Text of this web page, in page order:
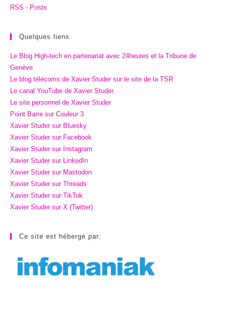
RSS - Posts
Quelques liens
Le Blog High-tech en partenariat avec 24heures et la Tribune de
Genève
Le blog télécoms de Xavier Studer sur le site de la TSR
Le canal YouTube de Xavier Studer
Le site personnel de Xavier Studer
Point Barre sur Couleur 3
Xavier Studer sur Bluesky
Xavier Studer sur Facebook
Xavier Studer sur Instagram
Xavier Studer sur LinkedIn
Xavier Studer sur Mastodon
Xavier Studer sur Threads
Xavier Studer sur TikTok
Xavier Studer sur X (Twitter)
Ce site est hébergé par: